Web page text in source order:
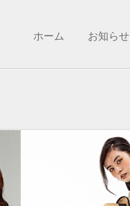
ホーム お知らせ